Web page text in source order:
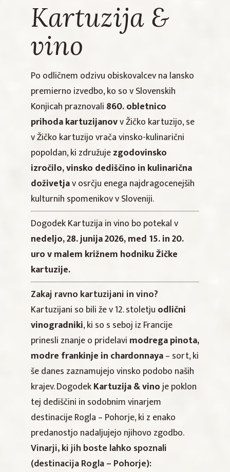
Kartuzija &
vino
Po odličnem odzivu obiskovalcev na lansko
premierno izvedbo, ko so v Slovenskih
Konjicah praznovali 860. obletnico
prihoda kartuzijanovv Žičko kartuzijo, se
v Žičko kartuzijo vrača vinsko-kulinarični
popoldan, ki združujezgodovinsko
izročilo, vinsko dediščino in kulinarična
doživetjav osrčju enega najdragocenejših
kulturnih spomenikov v Sloveniji.
Dogodek Kartuzija in vino bo potekal v
nedeljo, 28. junija 2026, med 15. in 20.
uro v malem križnem hodniku Žičke
kartuzije.
Zakaj ravno kartuzijani in vino?
Kartuzijani so bili že v 12. stoletju odlični
vinogradniki, ki so s seboj iz Francije
prinesli znanje o pridelavi modrega pinota,
modre frankinje in chardonnaya– sort, ki
še danes zaznamujejo vinsko podobo naših
krajev. DogodekKartuzija & vinoje poklon
tej dediščini in sodobnim vinarjem
destinacije Rogla – Pohorje, ki z enako
predanostjo nadaljujejo njihovo zgodbo.
Vinarji, ki jih boste lahko spoznali
(destinacija Rogla – Pohorje):